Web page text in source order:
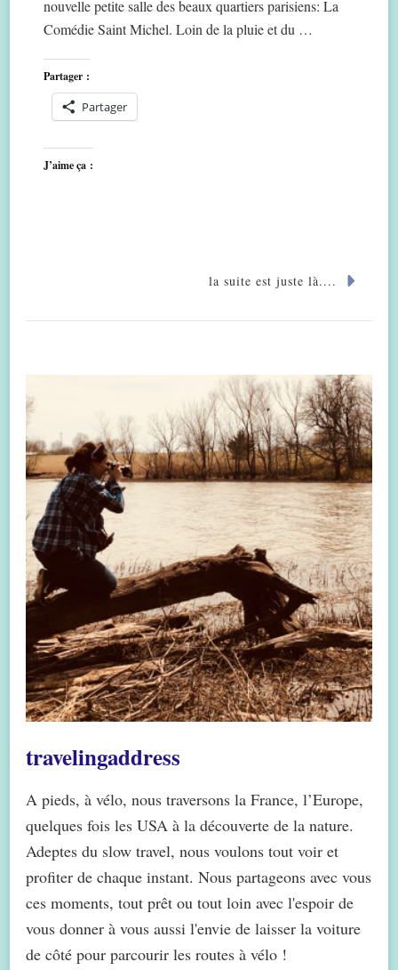
nouvelle petite salle des beaux quartiers parisiens: La
Comédie Saint Michel. Loin de la pluie et du …
Partager :
Partager
J’aime ça :
la suite est juste là....
travelingaddress
A pieds, à vélo, nous traversons la France, l’Europe,
quelques fois les USA à la découverte de la nature.
Adeptes du slow travel, nous voulons tout voir et
profiter de chaque instant. Nous partageons avec vous
ces moments, tout prêt ou tout loin avec l'espoir de
vous donner à vous aussi l'envie de laisser la voiture
de côté pour parcourir les routes à vélo !